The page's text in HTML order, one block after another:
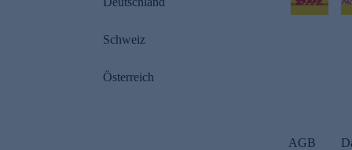
Schweiz
Österreich
AGB